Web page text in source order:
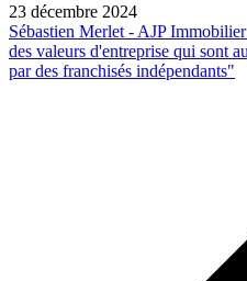
23 décembre 2024
Sébastien Merlet - AJP
des valeurs d'entreprise qui sont
par des franchisés indépendants"